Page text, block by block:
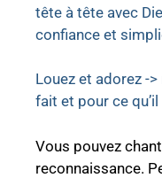
tête à tête avec
confiance et
Louez et adorez -
fait et pour ce qu’il
Vous pouvez
reconnaissance.